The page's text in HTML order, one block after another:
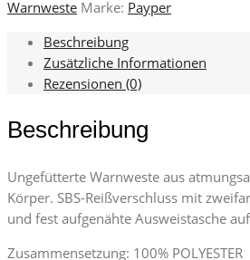
Warnweste Marke: Payper
Beschreibung
Zusätzliche Informationen
Rezensionen (0)
Beschreibung
Ungefütterte Warnweste aus
Körper. SBS-Reißverschluss mit
und fest aufgenähte Ausweistasche
Zusammensetzung: 100% POLYESTER